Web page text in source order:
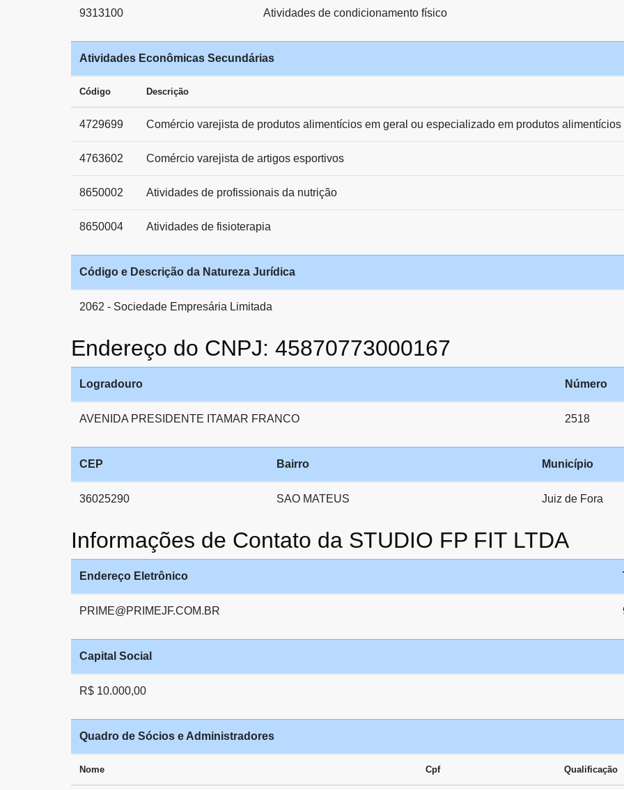
9313100 Atividades de condicionamento físico
Atividades Econômicas Secundárias
Código Descrição
4729699 Comércio varejista de produtos alimentícios em geral ou especializado em produtos
4763602 Comércio varejista de artigos esportivos
8650002 Atividades de profissionais da nutrição
8650004 Atividades de fisioterapia
Código e Descrição da Natureza Jurídica
2062 - Sociedade Empresária Limitada
Endereço do CNPJ: 45870773000167
Logradouro Número
AVENIDA PRESIDENTE ITAMAR FRANCO 2518
CEP Bairro Município
36025290 SAO MATEUS Juiz de Fora
Informações de Contato da STUDIO FP FIT LTDA
Endereço Eletrônico
PRIME@PRIMEJF.COM.BR
Capital Social
R$ 10.000,00
Quadro de Sócios e Administradores
Nome Cpf Qualificação